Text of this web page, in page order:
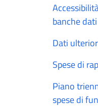
banche dati
Dati
Spese di
Piano
spese di